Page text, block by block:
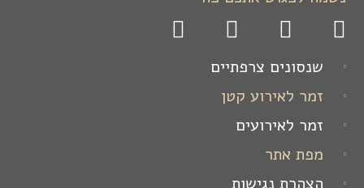
שנסונים צרפתיים
זמר לאירוע קטן
זמר לאירועים
מפת אתר
הצהרת נגישות